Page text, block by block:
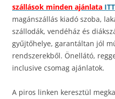
szállások minden ajánlata ITT
magánszállás kiadó szoba,
szállodák, vendéház és
gyűjtőhelye, garantáltan jól
rendszerekből. Önellátó,
inclusive csomag ajánlatok.
A piros linken keresztül